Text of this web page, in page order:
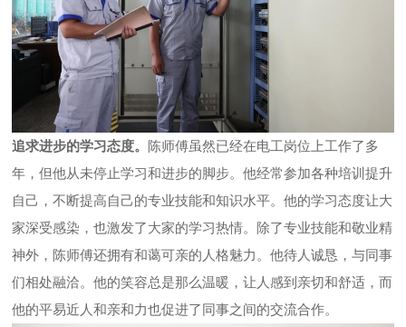
追求进步的学习态度。 陈师傅虽然已经在电工岗位上工作了多
年，但他从未停止学习和进步的脚步。他经常参加各种培训提升
自己，不断提高自己的专业技能和知识水平。他的学习态度让大
家深受感染，也激发了大家的学习热情。除了专业技能和敬业精
神外，陈师傅还拥有和蔼可亲的人格魅力。他待人诚恳，与同事
们相处融洽。他的笑容总是那么温暖，让人感到亲切和舒适，而
他的平易近人和亲和力也促进了同事之间的交流合作。